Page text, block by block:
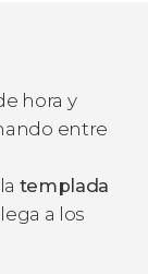
hora y
entre
templada
a los